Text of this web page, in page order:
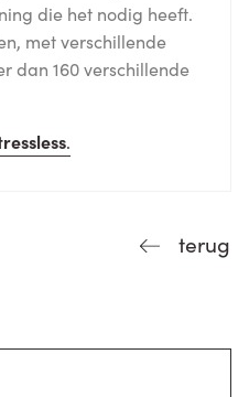
die het nodig heeft.
met verschillende
dan 160 verschillende
.
terug